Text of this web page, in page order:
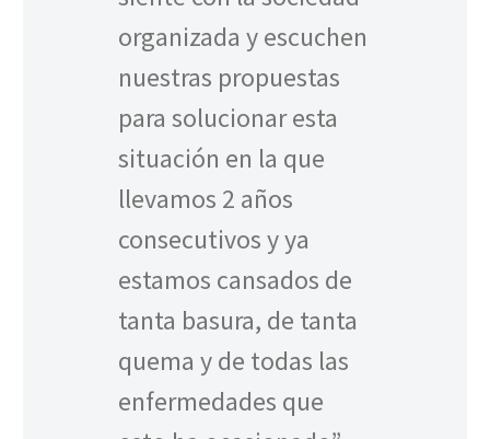
organizada y escuchen
nuestras propuestas
para solucionar esta
situación en la que
llevamos 2 años
consecutivos y ya
estamos cansados de
tanta basura, de tanta
quema y de todas las
enfermedades que